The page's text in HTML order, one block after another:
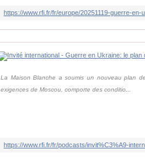
La Maison Blanche a soumis un nouveau plan
exigences de Moscou, comporte des conditio...